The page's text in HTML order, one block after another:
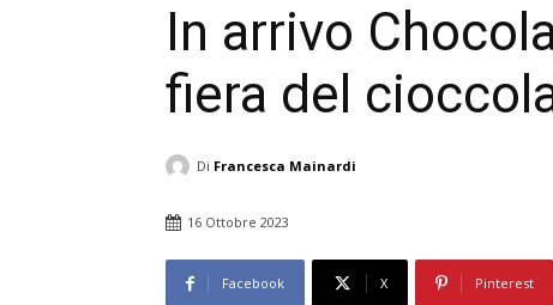
In arrivo
fiera del
Di Francesca Mainardi
16 Ottobre 2023
Facebook X Pinterest